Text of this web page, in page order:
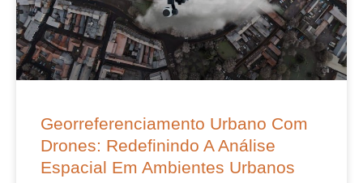
Georreferenciamento Urbano Com
Drones: Redefinindo A Análise
Espacial Em Ambientes Urbanos